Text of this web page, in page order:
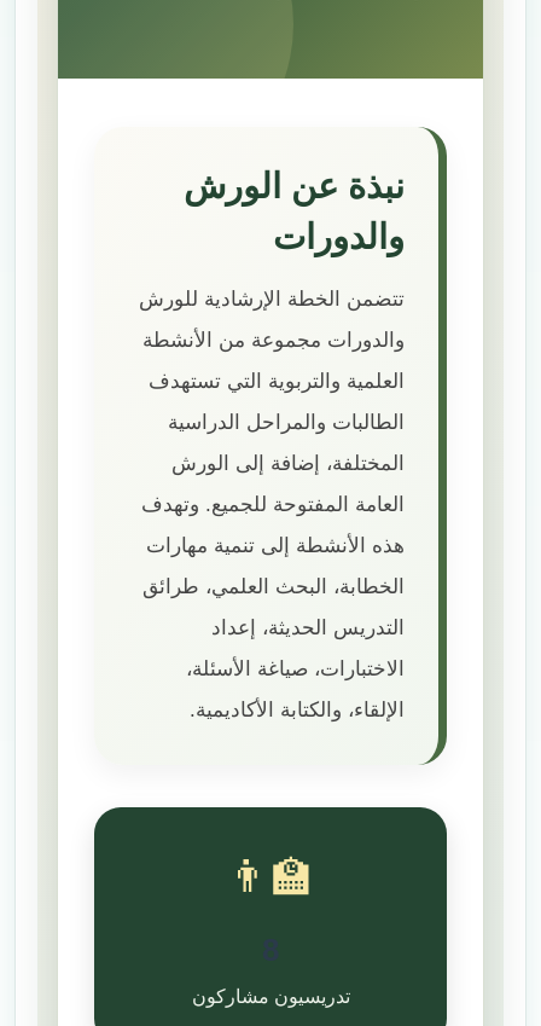
نبذة عن الورش
والدورات
تتضمن الخطة الإرشادية للورش
والدورات مجموعة من الأنشطة
العلمية والتربوية التي تستهدف
الطالبات والمراحل الدراسية
المختلفة، إضافة إلى الورش
العامة المفتوحة للجميع. وتهدف
هذه الأنشطة إلى تنمية مهارات
الخطابة، البحث العلمي، طرائق
التدريس الحديثة، إعداد
الاختبارات، صياغة الأسئلة،
الإلقاء، والكتابة الأكاديمية.
👨‍🏫
8
تدريسيون مشاركون